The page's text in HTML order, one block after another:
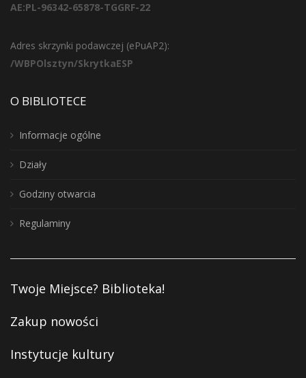
AE:PL-96342-65878-TGGRF-22
Adres skrzynki podawczej (ePuAP2):
/WBPOlsztyn/SkrytkaESP
O BIBLIOTECE
Informacje ogólne
Działy
Godziny otwarcia
Regulaminy
Twoje Miejsce? Biblioteka!
Zakup nowości
Instytucje kultury